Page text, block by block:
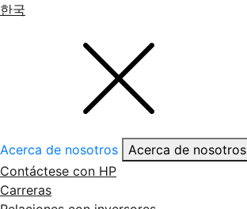
한국
Acerca de nosotros
Acerca de nosotros
Contáctese con HP
Carreras